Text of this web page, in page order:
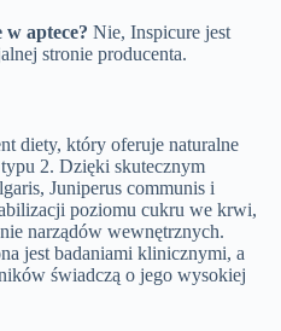
aptece? Nie, Inspicure jest
stronie producenta.
diety, który oferuje naturalne
2. Dzięki skutecznym
Juniperus communis i
poziomu cukru we krwi,
narządów wewnętrznych.
jest badaniami klinicznymi, a
świadczą o jego wysokiej